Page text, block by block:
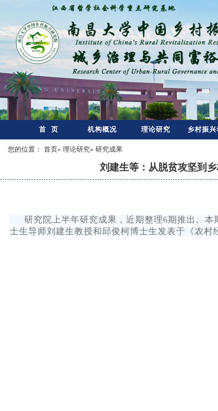
首 页 机构概况 理论研究 乡村振
您的位置： 首页» 理论研究» 研究成果
刘建生等：从脱贫攻坚到
研究院上半年研究成果，近期整理6期推出。本
士生导师刘建生教授和邱俊柯博士生发表于《农村